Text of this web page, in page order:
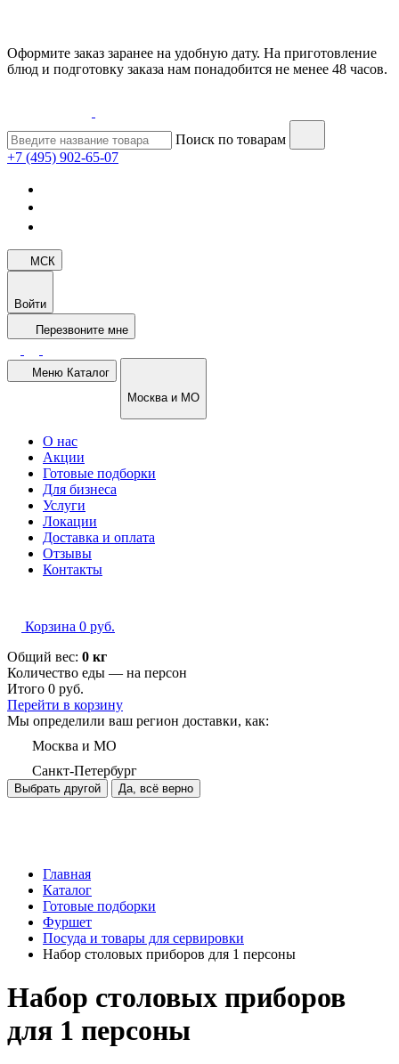
Оформите заказ заранее на удобную дату. На приготовление
блюд и подготовку заказа нам понадобится не менее 48 часов.
Поиск по товарам
+7 (495) 902-65-07
МСК
Войти
Перезвоните мне
Меню Каталог
Москва и МО
О нас
Акции
Готовые подборки
Для бизнеса
Услуги
Локации
Доставка и оплата
Отзывы
Контакты
Корзина 0 руб.
Общий вес: 0 кг
Количество еды — на персон
Итого 0 руб.
Перейти в корзину
Мы определили ваш регион доставки, как:
Москва и МО
Санкт-Петербург
Выбрать другой Да, всё верно
Главная
Каталог
Готовые подборки
Фуршет
Посуда и товары для сервировки
Набор столовых приборов для 1 персоны
Набор столовых приборов
для 1 персоны